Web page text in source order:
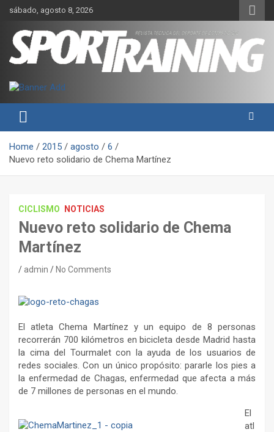
Skip
content
sábado, agosto 8, 2026
Revista técnica del deporte
Sport Training
rendimiento, nutrición y entrenamiento.
Home 2015 agosto
6
Nuevo reto solidario de Chema Martínez
CICLISMO NOTICIAS
Nuevo reto solidario de Chema
Martínez
admin No Comments
El atleta Chema Martínez y un equipo de 8 personas
recorrerán 700 kilómetros en bicicleta desde Madrid hasta
la cima del Tourmalet con la ayuda de los usuarios de
redes sociales. Con un único propósito: pararle los pies a
la enfermedad de Chagas, enfermedad que afecta a más
de 7 millones de personas en el mundo.
El
atl